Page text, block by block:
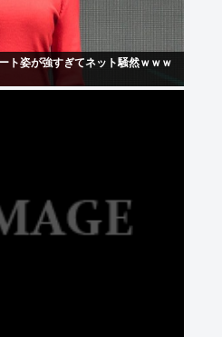
ト姿が強すぎてネット騒然ｗｗｗ